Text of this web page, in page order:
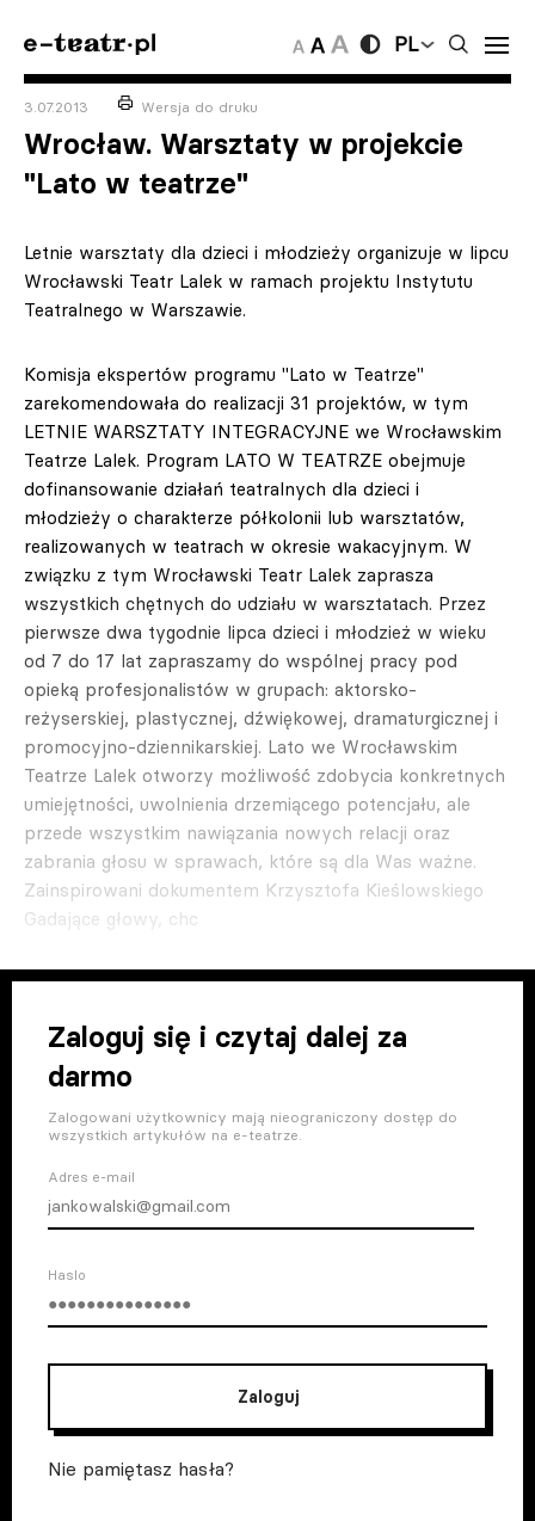
PL
3.07.2013 Wersja do druku
Wrocław. Warsztaty w projekcie
"Lato w teatrze"
Letnie warsztaty dla dzieci i młodzieży organizuje w lipcu
Wrocławski Teatr Lalek w ramach projektu Instytutu
Teatralnego w Warszawie.
Komisja ekspertów programu "Lato w Teatrze"
zarekomendowała do realizacji 31 projektów, w tym
LETNIE WARSZTATY INTEGRACYJNE we Wrocławskim
Teatrze Lalek. Program LATO W TEATRZE obejmuje
dofinansowanie działań teatralnych dla dzieci i
młodzieży o charakterze półkolonii lub warsztatów,
realizowanych w teatrach w okresie wakacyjnym. W
związku z tym Wrocławski Teatr Lalek zaprasza
wszystkich chętnych do udziału w warsztatach. Przez
pierwsze dwa tygodnie lipca dzieci i młodzież w wieku
od 7 do 17 lat zapraszamy do wspólnej pracy pod
opieką profesjonalistów w grupach: aktorsko-
reżyserskiej, plastycznej, dźwiękowej, dramaturgicznej i
promocyjno-dziennikarskiej. Lato we Wrocławskim
Teatrze Lalek otworzy możliwość zdobycia konkretnych
umiejętności, uwolnienia drzemiącego potencjału, ale
przede wszystkim nawiązania nowych relacji oraz
zabrania głosu w sprawach, które są dla Was ważne.
Zainspirowani dokumentem Krzysztofa Kieślowskiego
Gadające głowy, chc
Zaloguj się i czytaj dalej za
darmo
Zalogowani użytkownicy mają nieograniczony dostęp do
wszystkich artykułów na e-teatrze.
Adres e-mail
Haslo
Zaloguj
Nie pamiętasz hasła?